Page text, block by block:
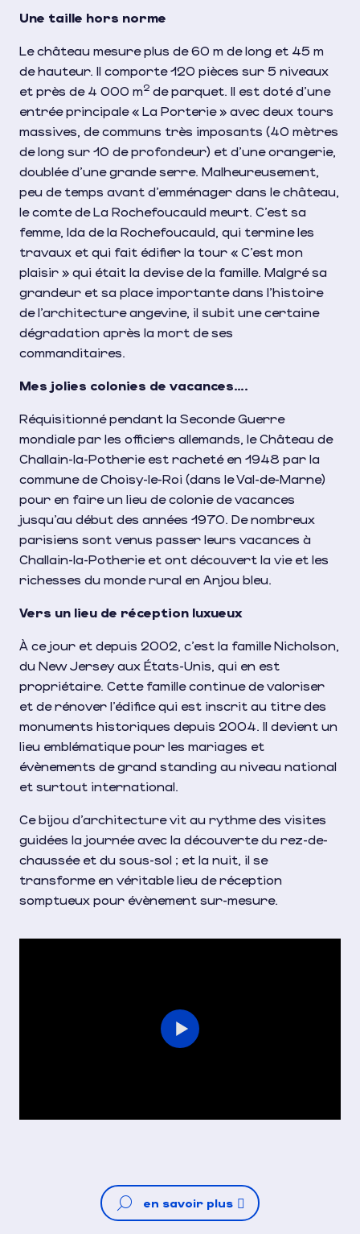
Une taille hors norme
Le château mesure plus de 60 m de long et 45 m
de hauteur. Il comporte 120 pièces sur 5 niveaux
et près de 4 000 m2 de parquet. Il est doté d’une
entrée principale « La Porterie » avec deux tours
massives, de communs très imposants (40 mètres
de long sur 10 de profondeur) et d’une orangerie,
doublée d’une grande serre. Malheureusement,
peu de temps avant d’emménager dans le château,
le comte de La Rochefoucauld meurt. C’est sa
femme, Ida de la Rochefoucauld, qui termine les
travaux et qui fait édifier la tour « C’est mon
plaisir » qui était la devise de la famille. Malgré sa
grandeur et sa place importante dans l’histoire
de l’architecture angevine, il subit une certaine
dégradation après la mort de ses
commanditaires.
Mes jolies colonies de vacances….
Réquisitionné pendant la Seconde Guerre
mondiale par les officiers allemands, le Château de
Challain-la-Potherie est racheté en 1948 par la
commune de Choisy-le-Roi (dans le Val-de-Marne)
pour en faire un lieu de colonie de vacances
jusqu’au début des années 1970. De nombreux
parisiens sont venus passer leurs vacances à
Challain-la-Potherie et ont découvert la vie et les
richesses du monde rural en Anjou bleu.
Vers un lieu de réception luxueux
À ce jour et depuis 2002, c’est la famille Nicholson,
du New Jersey aux États-Unis, qui en est
propriétaire. Cette famille continue de valoriser
et de rénover l’édifice qui est inscrit au titre des
monuments historiques depuis 2004. Il devient un
lieu emblématique pour les mariages et
évènements de grand standing au niveau national
et surtout international.
Ce bijou d’architecture vit au rythme des visites
guidées la journée avec la découverte du rez-de-
chaussée et du sous-sol ; et la nuit, il se
transforme en véritable lieu de réception
somptueux pour évènement sur-mesure.
en savoir plus